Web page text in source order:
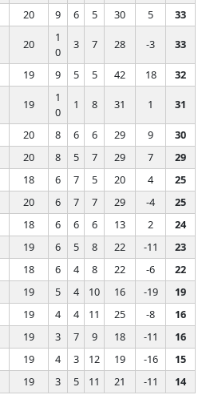
20 9 6 5 30 5 33
20
1
0
3 7 28 -3 33
19 9 5 5 42 18 32
19
1
0
1 8 31 1 31
20 8 6 6 29 9
30
20 8 5 7 29 7
29
18 6 7 5 20 4
25
20 6 7 7 29 -4
25
18 6 6 6 13 2
24
19 6 5 8 22 -11
23
18 6 4 8 22 -6
22
19 5 4 10 16 -19
19
19 4 4 11 25 -8
16
19 3 7 9 18 -11
16
19 4 3 12 19 -16
15
19 3 5 11 21 -11 14